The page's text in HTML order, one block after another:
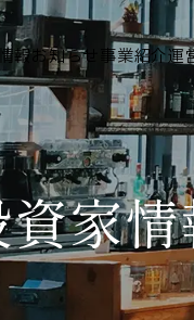
報お知らせ 事業紹介運
トッ
企業
会社概要
家